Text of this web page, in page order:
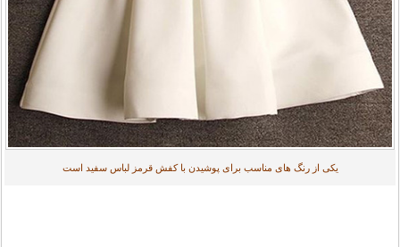
یکی از رنگ های مناسب برای پوشیدن با کفش قرمز لباس سفید است